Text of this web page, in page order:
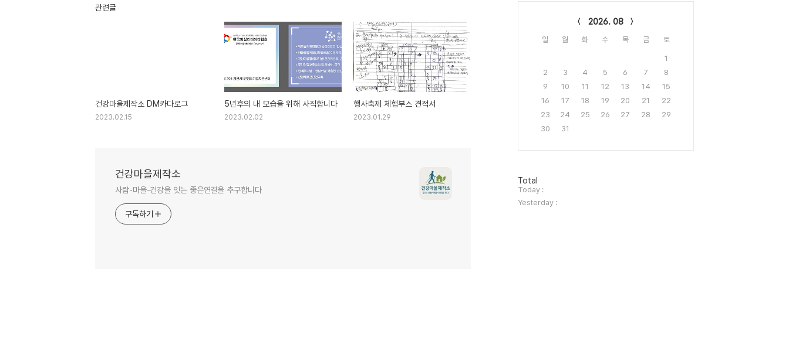
관련글
건강마을제작소 DM카다로그
2023.02.15
5년후의 내 모습을 위해 사직합니다
2023.02.02
행사축제 체험부스 견적서
2023.01.29
건강마을제작소
사람-마을-건강을 잇는 좋은연결을 추구합니다
구독하기
2026. 08
일 월 화 수 목 금 토
1
2
3 4 5 6 7
8
9
10 11 12 13 14
15
16
17 18 19 20 21
22
23
24 25 26 27 28
29
30
31
방
문
자
수
Total
Today :
Yesterday :